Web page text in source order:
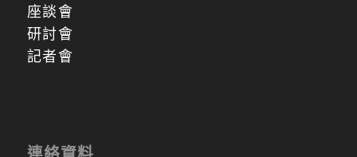
座談會
研討會
記者會